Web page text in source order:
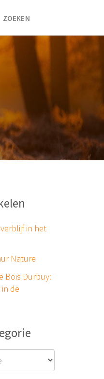
ZOEKEN
in het
Nature
Bois Durbuy:
de